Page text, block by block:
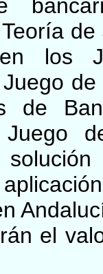
los
de
el